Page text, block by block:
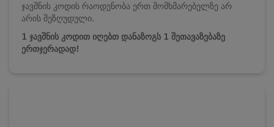
ჯავშნის კოდის რაოდენობა ერთ მომხმარებელზე არ
არის შეზღუდული.
1 ჯავშნის კოდით იღებთ დანაზოგს 1 შეთავაზებაზე
ერთჯერადად!